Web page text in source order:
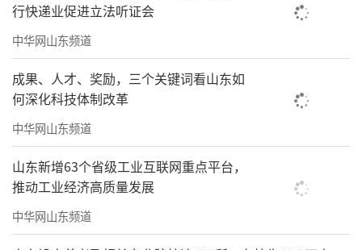
行快递业促进立法听证会
中华网山东频道
成果、人才、奖励，三个关键词看山东如
何深化科技体制改革
中华网山东频道
山东新增63个省级工业互联网重点平台，
推动工业经济高质量发展
中华网山东频道